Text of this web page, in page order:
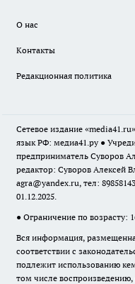
О нас
Контакты
Редакционная политика
Сетевое издание
язык РФ: медиа41.ру ●
предприниматель Суворов
редактор: Суворов Алексей
agra@yandex.ru, тел:
01.12.2025.
● Ограничение по возрасту:
Вся информация,
соответствии с
подлежит использованию
том числе